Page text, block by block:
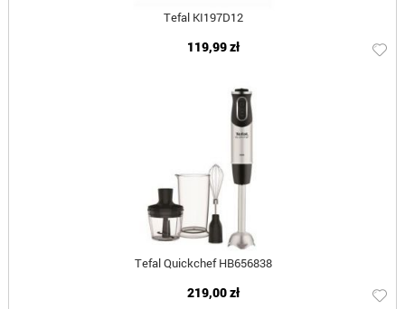
Tefal KI197D12
119,99 zł
Tefal Quickchef HB656838
219,00 zł